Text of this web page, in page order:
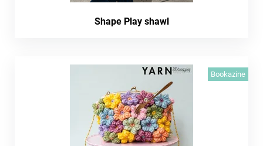
Shape Play shawl
Bookazine